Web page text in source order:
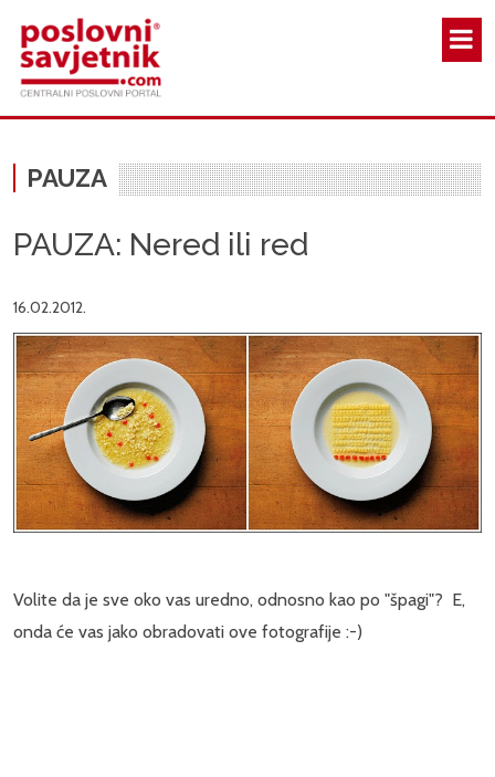
PAUZA
PAUZA: Nered ili red
16.02.2012.
Volite da je sve oko vas uredno, odnosno kao po "špagi"? E,
onda će vas jako obradovati ove fotografije :-)